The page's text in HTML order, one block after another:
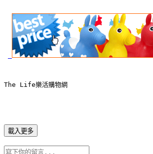
The Life樂活購物網
載入更多